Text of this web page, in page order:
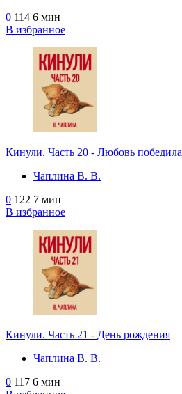
0 114 6 мин
В избранное
Кинули. Часть 20 - Любовь победила
Чаплина В. В.
0 122 7 мин
В избранное
Кинули. Часть 21 - День рождения
Чаплина В. В.
0 117 6 мин